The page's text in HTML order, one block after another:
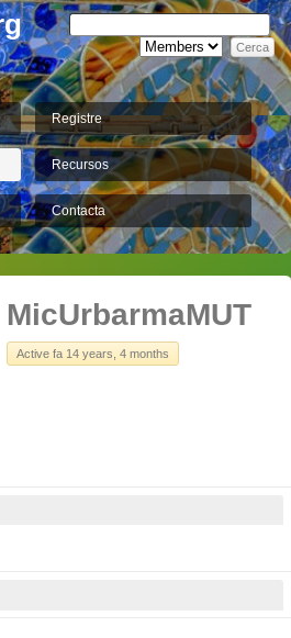
Registre
Recursos
Contacta
MicUrbarmaMUT
Active fa 14 years, 4 months